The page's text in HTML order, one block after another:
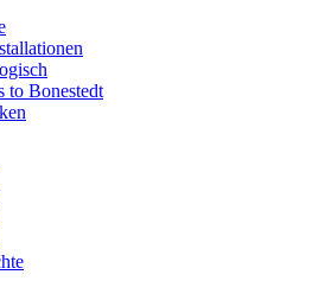
to Bonestedt